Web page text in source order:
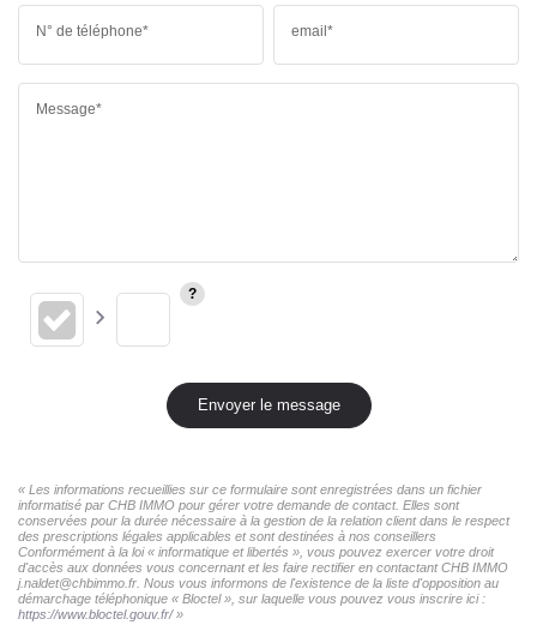
N° de téléphone* email*
Message*
Envoyer le message
« Les informations recueillies sur ce formulaire sont enregistrées dans un fichier
informatisé par CHB IMMO pour gérer votre demande de contact. Elles sont
conservées pour la durée nécessaire à la gestion de la relation client dans le respect
des prescriptions légales applicables et sont destinées à nos conseillers
Conformément à la loi « informatique et libertés », vous pouvez exercer votre droit
d'accès aux données vous concernant et les faire rectifier en contactant CHB IMMO
j.naldet@chbimmo.fr. Nous vous informons de l'existence de la liste d'opposition au
démarchage téléphonique « Bloctel », sur laquelle vous pouvez vous inscrire ici :
https://www.bloctel.gouv.fr/»